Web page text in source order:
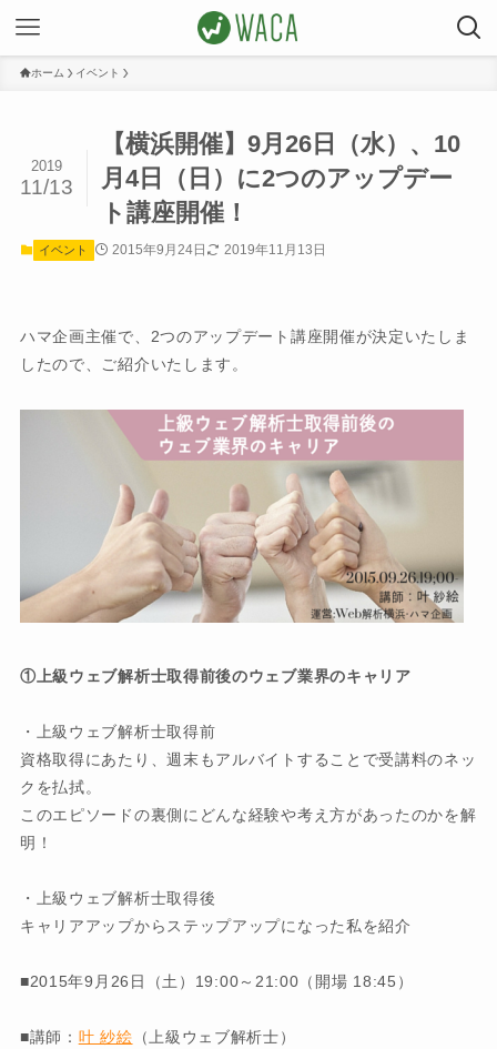
ホーム イベント
【横浜開催】9月26日（水）、10
月4日（日）に2つのアップデー
ト講座開催！
2019
11/13
イベント 2015年9月24日 2019年11月13日
ハマ企画主催で、2つのアップデート講座開催が決定いたしま
したので、ご紹介いたします。
①上級ウェブ解析士取得前後のウェブ業界のキャリア
・上級ウェブ解析士取得前
資格取得にあたり、週末もアルバイトすることで受講料のネッ
クを払拭。
このエピソードの裏側にどんな経験や考え方があったのかを解
明！
・上級ウェブ解析士取得後
キャリアアップからステップアップになった私を紹介
■2015年9月26日（土）19:00～21:00（開場 18:45）
■講師： 叶 紗絵 （上級ウェブ解析士）